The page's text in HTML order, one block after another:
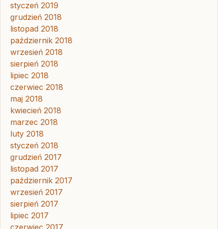
styczeń 2019
grudzień 2018
listopad 2018
październik 2018
wrzesień 2018
sierpień 2018
lipiec 2018
czerwiec 2018
maj 2018
kwiecień 2018
marzec 2018
luty 2018
styczeń 2018
grudzień 2017
listopad 2017
październik 2017
wrzesień 2017
sierpień 2017
lipiec 2017